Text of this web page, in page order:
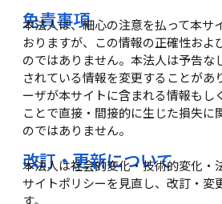
免責事項
本法人は、細心の注意を払って本サ
おりますが、この情報の正確性およ
のではありません。本法人は予告な
されている情報を変更することがあ
ーザが本サイトに含まれる情報もし
ことで直接・間接的に生じた損失に
のではありません。
改訂・更新について
本法人は社会的変化・技術的変化・
サイトポリシーを見直し、改訂・変